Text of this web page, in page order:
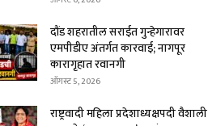
दौंड शहरातील सराईत गुन्हेगारावर
एमपीडीए अंतर्गत कारवाई; नागपूर
कारागृहात रवानगी
ऑगस्ट 5, 2026
राष्ट्रवादी महिला प्रदेशाध्यक्षपदी वैशाली